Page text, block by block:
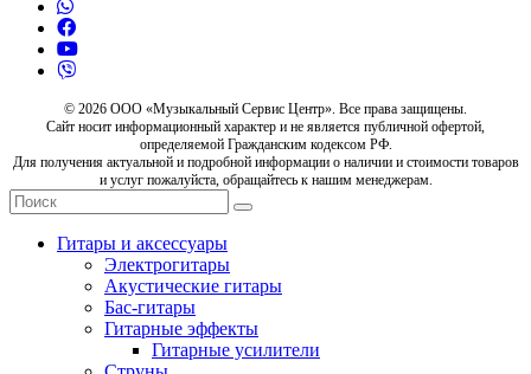
© 2026 ООО «Музыкальный Сервис Центр». Все права защищены.
Сайт носит информационный характер и не является публичной офертой,
определяемой Гражданским кодексом РФ.
Для получения актуальной и подробной информации о наличии и стоимости товаров
и услуг пожалуйста, обращайтесь к нашим менеджерам.
Гитары и аксессуары
Электрогитары
Акустические гитары
Бас-гитары
Гитарные эффекты
Гитарные усилители